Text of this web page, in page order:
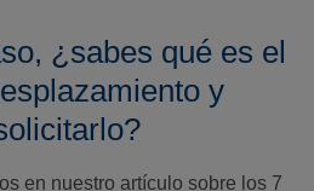
¿sabes qué es el
y
en nuestro artículo sobre los 7